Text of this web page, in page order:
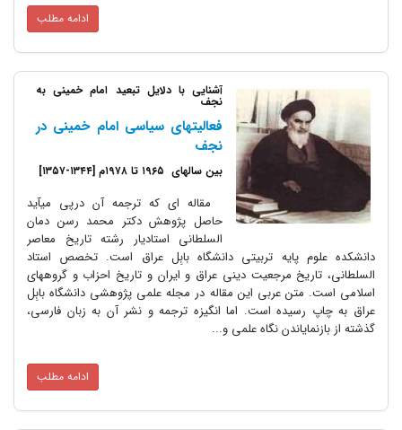
ادامه مطلب
آشنایی با دلایل تبعید امام خمینی به
نجف
فعالیتهای سیاسی امام خمینی در
نجف
بین سالهای ۱۹۶۵ تا ۱۹۷۸م [۱۳۴۴-۱۳۵۷]
مقاله ای که ترجمه آن درپی میآید
حاصل پژوهش دکتر محمد رسن دمان
السلطانی استادیار رشته تاریخ معاصر
دانشکده علوم پایه تربیتی دانشگاه بابِل عراق است. تخصص استاد
السلطانی، تاریخ مرجعیت دینی عراق و ایران و تاریخ احزاب و گروههای
اسلامی است. متن عربی این مقاله در مجله علمی پژوهشی دانشگاه بابِل
عراق به چاپ رسیده است. اما انگیزه ترجمه و نشر آن به زبان فارسی،
گذشته از بازنمایاندن نگاه علمی و...
ادامه مطلب